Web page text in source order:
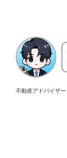
不動産アドバイザー